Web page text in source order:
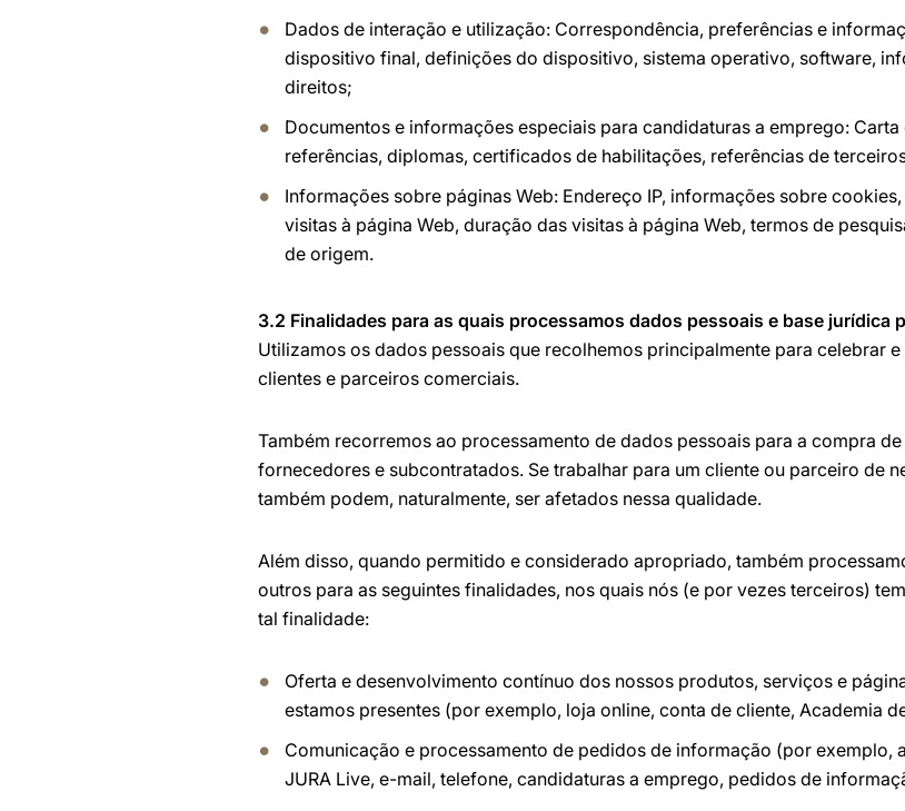
Dados de interação e utilização: Correspondência, preferências e
dispositivo final, definições do dispositivo, sistema operativo, software,
direitos;
Documentos e informações especiais para candidaturas a emprego:
referências, diplomas, certificados de habilitações, referências de
Informações sobre páginas Web: Endereço IP, informações sobre
visitas à página Web, duração das visitas à página Web, termos de
de origem.
3.2 Finalidades para as quais processamos dados pessoais e base jurídica
Utilizamos os dados pessoais que recolhemos principalmente para celebrar
clientes e parceiros comerciais.
Também recorremos ao processamento de dados pessoais para a compra
fornecedores e subcontratados. Se trabalhar para um cliente ou parceiro de
também podem, naturalmente, ser afetados nessa qualidade.
Além disso, quando permitido e considerado apropriado, também
outros para as seguintes finalidades, nos quais nós (e por vezes terceiros)
tal finalidade:
Oferta e desenvolvimento contínuo dos nossos produtos, serviços e
estamos presentes (por exemplo, loja online, conta de cliente, Academia
Comunicação e processamento de pedidos de informação (por exemplo,
JURA Live, e-mail, telefone, candidaturas a emprego, pedidos de